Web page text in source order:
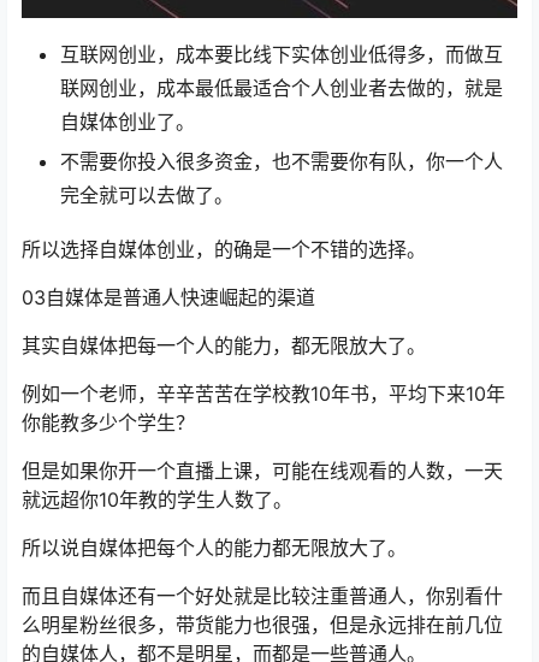
互联网创业，成本要比线下实体创业低得多，而做互
联网创业，成本最低最适合个人创业者去做的，就是
自媒体创业了。
不需要你投入很多资金，也不需要你有队，你一个人
完全就可以去做了。
所以选择自媒体创业，的确是一个不错的选择。
03自媒体是普通人快速崛起的渠道
其实自媒体把每一个人的能力，都无限放大了。
例如一个老师，辛辛苦苦在学校教10年书，平均下来10年
你能教多少个学生？
但是如果你开一个直播上课，可能在线观看的人数，一天
就远超你10年教的学生人数了。
所以说自媒体把每个人的能力都无限放大了。
而且自媒体还有一个好处就是比较注重普通人，你别看什
么明星粉丝很多，带货能力也很强，但是永远排在前几位
的自媒体人，都不是明星，而都是一些普通人。